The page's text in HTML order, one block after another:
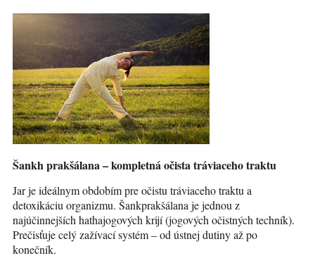
Šankh prakšálana – kompletná očista tráviaceho traktu
Jar je ideálnym obdobím pre očistu tráviaceho traktu a
detoxikáciu organizmu. Šankprakšálana je jednou z
najúčinnejších hathajogových krijí (jogových očistných techník).
Prečisťuje celý zažívací systém – od ústnej dutiny až po
konečník.